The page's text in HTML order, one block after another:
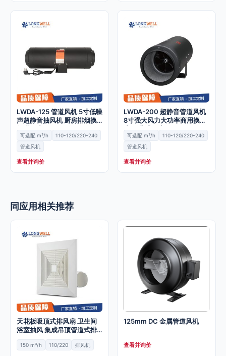
LWDA-125 管道风机 5寸低噪
声超静音抽风机 厨房排烟换
气排风扇
可选配 m³/h
110-120/220-240
管道风机
查看并询价
LWDA-200 超静音管道风机
8寸强大风力大功率商用换气
扇 工业排风扇
可选配 m³/h
110-120/220-240
管道风机
查看并询价
同应用相关推荐
天花板吸顶式排风扇 卫生间
浴室抽风 集成吊顶管道式排
风扇厨房
150 m³/h 110/220 排风机
125mm DC 金属管道风机
查看并询价